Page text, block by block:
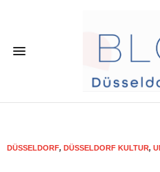
DÜSSELDORF, DÜSSELDORF KULTUR,